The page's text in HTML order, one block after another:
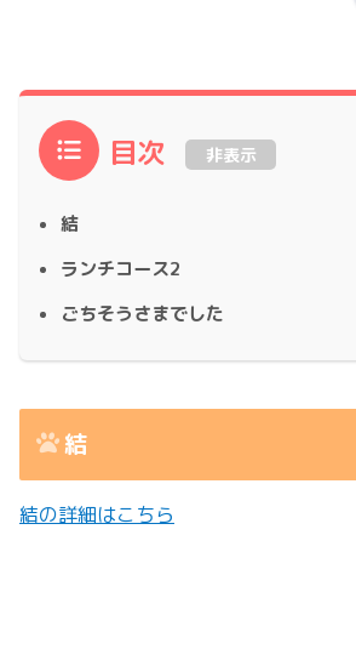
目次 非表示
結
ランチコース2
ごちそうさまでした
結
結の詳細はこちら